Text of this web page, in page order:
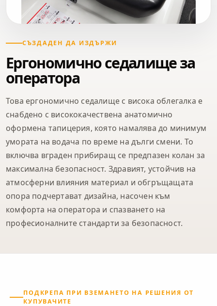
СЪЗДАДЕН ДА ИЗДЪРЖИ
Ергономично седалище за
оператора
Това ергономично седалище с висока облегалка е
снабдено с висококачествена анатомично
оформена тапицерия, която намалява до минимум
умората на водача по време на дълги смени. То
включва вграден прибиращ се предпазен колан за
максимална безопасност. Здравият, устойчив на
атмосферни влияния материал и обгръщащата
опора подчертават дизайна, насочен към
комфорта на оператора и спазването на
професионалните стандарти за безопасност.
ПОДКРЕПА ПРИ ВЗЕМАНЕТО НА РЕШЕНИЯ ОТ
КУПУВАЧИТЕ